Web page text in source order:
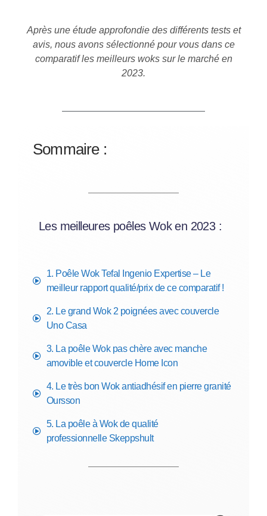
Après une étude approfondie des différents tests et
avis, nous avons sélectionné pour vous dans ce
comparatif les meilleurs woks sur le marché en
2023.
Sommaire :
Les meilleures poêles Wok en 2023 :
1. Poêle Wok Tefal Ingenio Expertise – Le
meilleur rapport qualité/prix de ce comparatif !
2. Le grand Wok 2 poignées avec couvercle
Uno Casa
3. La poêle Wok pas chère avec manche
amovible et couvercle Home Icon
4. Le très bon Wok antiadhésif en pierre granité
Oursson
5. La poêle à Wok de qualité
professionnelle Skeppshult